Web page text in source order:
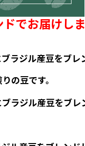
でお届けしま
ラジル産豆をブレ
の豆です。
ラジル産豆をブレ